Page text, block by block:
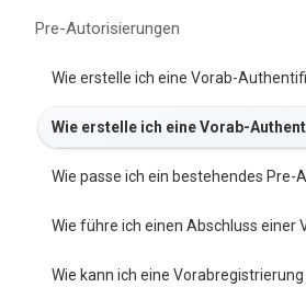
Pre-Autorisierungen